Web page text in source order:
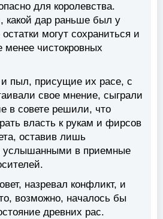
для королевства.
какой дар раньше был у
могут сохраниться и
менее чистокровных
пыл, присущие их расе, с
свое мнение, сыграли
в совете решили, что
власть к рукам и фирсов
оставив лишь
услышанными в приемные
назревал конфликт, и
возможно, началось бы
древних рас.